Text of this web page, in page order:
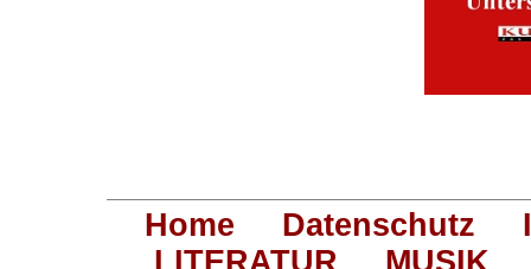
Home Datenschutz